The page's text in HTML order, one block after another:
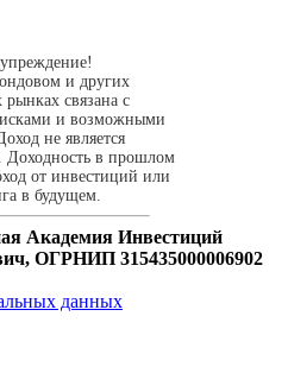
и других
связана с
и возможными
не является
Доходность в прошлом
от инвестиций или
в будущем.
Академия Инвестиций
ОГРНИП 315435000006902
данных